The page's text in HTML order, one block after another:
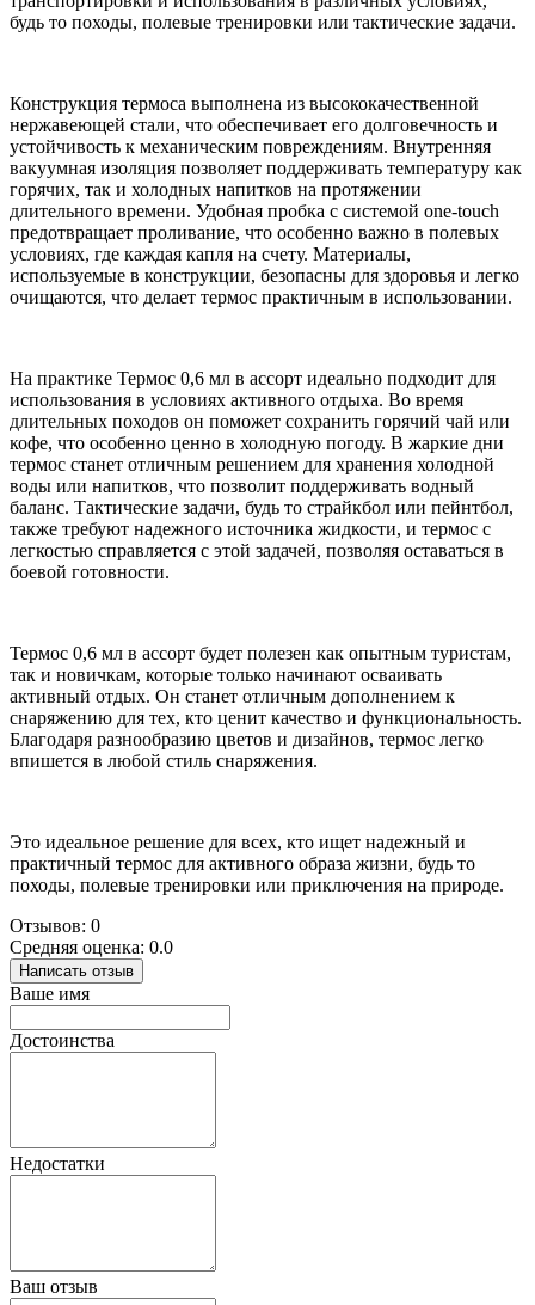
будь то походы, полевые тренировки или тактические задачи.
Конструкция термоса выполнена из высококачественной
нержавеющей стали, что обеспечивает его долговечность и
устойчивость к механическим повреждениям. Внутренняя
вакуумная изоляция позволяет поддерживать температуру как
горячих, так и холодных напитков на протяжении
длительного времени. Удобная пробка с системой one-touch
предотвращает проливание, что особенно важно в полевых
условиях, где каждая капля на счету. Материалы,
используемые в конструкции, безопасны для здоровья и легко
очищаются, что делает термос практичным в использовании.
На практике Термос 0,6 мл в ассорт идеально подходит для
использования в условиях активного отдыха. Во время
длительных походов он поможет сохранить горячий чай или
кофе, что особенно ценно в холодную погоду. В жаркие дни
термос станет отличным решением для хранения холодной
воды или напитков, что позволит поддерживать водный
баланс. Тактические задачи, будь то страйкбол или пейнтбол,
также требуют надежного источника жидкости, и термос с
легкостью справляется с этой задачей, позволяя оставаться в
боевой готовности.
Термос 0,6 мл в ассорт будет полезен как опытным туристам,
так и новичкам, которые только начинают осваивать
активный отдых. Он станет отличным дополнением к
снаряжению для тех, кто ценит качество и функциональность.
Благодаря разнообразию цветов и дизайнов, термос легко
впишется в любой стиль снаряжения.
Это идеальное решение для всех, кто ищет надежный и
практичный термос для активного образа жизни, будь то
походы, полевые тренировки или приключения на природе.
Отзывов: 0
Средняя оценка: 0.0
Написать отзыв
Ваше имя
Достоинства
Недостатки
Ваш отзыв